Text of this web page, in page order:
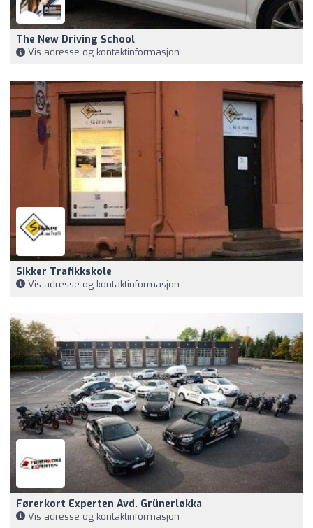
The New Driving School
Vis adresse og kontaktinformasjon
Sikker Trafikkskole
Vis adresse og kontaktinformasjon
Førerkort Experten Avd. Grünerløkka
Vis adresse og kontaktinformasjon